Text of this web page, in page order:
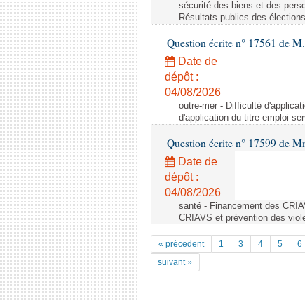
sécurité des biens et des
Résultats publics des
Question écrite n° 17561 de
Date de
dépôt :
04/08/2026
outre-mer - Difficulté
d'application du titre emploi
Question écrite n° 17599 de
Date de
dépôt :
04/08/2026
santé - Financement des
CRIAVS et prévention des
« précedent 1 3 4 5 6
suivant »